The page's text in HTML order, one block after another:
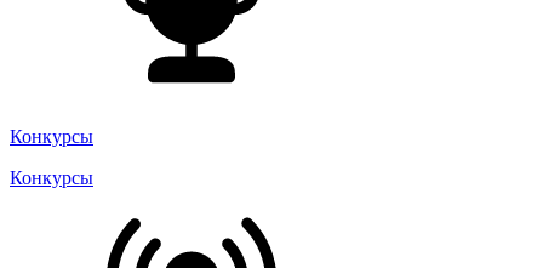
Конкурсы
Конкурсы